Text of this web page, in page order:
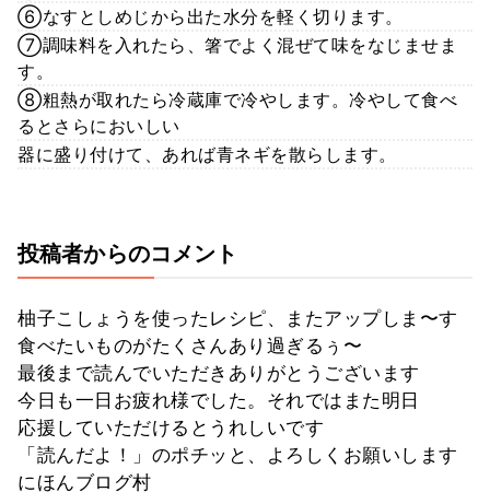
⑥なすとしめじから出た水分を軽く切ります。
⑦調味料を入れたら、箸でよく混ぜて味をなじませま
す。
⑧粗熱が取れたら冷蔵庫で冷やします。冷やして食べ
るとさらにおいしい
器に盛り付けて、あれば青ネギを散らします。
投稿者からのコメント
柚子こしょうを使ったレシピ、またアップしま〜す
食べたいものがたくさんあり過ぎるぅ〜
最後まで読んでいただきありがとうございます
今日も一日お疲れ様でした。それではまた明日
応援していただけるとうれしいです
「読んだよ！」のポチッと、よろしくお願いします
にほんブログ村